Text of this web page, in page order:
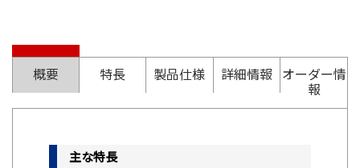
概要 特長 製品仕様 詳細情報
オーダー情
報
主な特長